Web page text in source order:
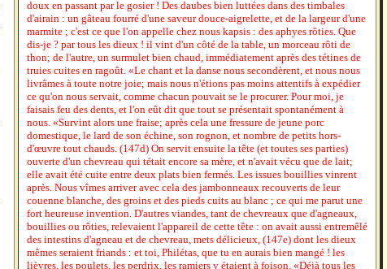
doux en passant par le gosier ! Des daubes bien luttées dans des timbales
d'airain : un gâteau fourré d'une saveur douce-aigrelette, et de la largeur d'une
marmite ; c'est ce que l'on appelle chez nous kapsis : des aphyes rôties. Que
dis-je ? par tous les dieux ! il vint d'un côté de la table, un morceau rôti de
thon; de l'autre, un surmulet bien chaud, immédiatement après des tétines de
truies cuites en ragoût. «Le chant et la danse nous secondèrent, et nous nous
livrâmes à toute notre joie; mais nous n'étions pas moins attentifs à expédier
ce qu'on nous servait, comme chacun pouvait se le procurer. Pour moi, je
faisais feu des dents, et l'on eût dit que tout se présentait spontanément à
nous. «Survint alors une fraise; après cela une fressure de jeune porc
domestique, le lard de son échine, son rognon, et nombre de petits hors-
d'œuvre tout chauds. (147d) On servit ensuite la tête (et toutes ses parties)
ouverte d'un chevreau qui tétait encore sa mère, et n'avait vécu que de lait;
elle avait été cuite entre deux plats bien fermés. Les issues bouillies vinrent
après. Nous vîmes arriver avec cela des jambonneaux recouverts de leur
couenne blanche, des groins et des pieds cuits au blanc ; ce qui me parut une
fort heureuse invention. D'autres viandes, tant de chevreaux que d'agneaux,
bouillies ou rôties, relevaient l'appareil de cette tête : on avait aussi entremêlé
des intestins d'agneau et de chevreau, mets délicieux, (147e) dont les dieux
mêmes seraient friands : et toi, Philétas, que tu en aurais bien mangé ! les
lièvres, les poulets, les perdrix, les ramiers y étaient à foison. «Déjà tous les